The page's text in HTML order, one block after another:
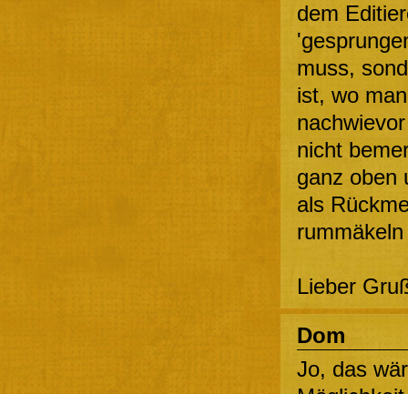
dem
muss,
ist, wo
nicht
ganz oben
als
Lieber
Dom
Jo, das